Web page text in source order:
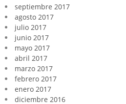
septiembre 2017
agosto 2017
julio 2017
junio 2017
mayo 2017
abril 2017
marzo 2017
febrero 2017
enero 2017
diciembre 2016